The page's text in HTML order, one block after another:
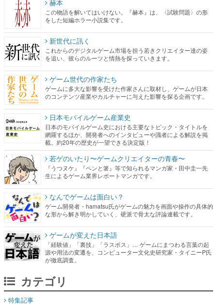
赫本
この物語を解いてはいけない。『赫本』は、〈試験問題〉の形
をした短編ホラー小説集です。
新世代に訊く
これからのデジタルゲーム市場を担う若きクリエイター達の姿
を追い、彼らのルーツと情熱を探っていきます。
ゲーム世代の作家たち
ゲームに多大な影響を受けた作家さんに取材し、ゲームが日本
のコンテンツ産業やカルチャーに与えた影響を探る企画です。
日本モバイルゲーム産業史
日本のモバイルゲーム史における主要なトピック・タイトルを
網羅するほか、開発者へのインタビューや識者による解説を掲
載。約20年の歴史が一望できる決定版！
若ゲのいたり〜ゲームクリエイターの青春〜
『うつヌケ』『ペンと箸』等で知られるマンガ家・田中圭一先
生によるゲーム業界レポートマンガです。
なんでゲームは面白い？
ゲーム開発者・hamatsu氏がゲームの魅力を画面や操作の具体的
な形から解き明かしていく、硬派で骨太な評論連載です。
ゲームが変えた日本語
「経験値」「裏技」「ラスボス」… ゲームにまつわる言葉の起
源や用法の変遷を、コンピューター文化史研究家・タイニーP氏
が徹底調査。
カテゴリ
特集記事